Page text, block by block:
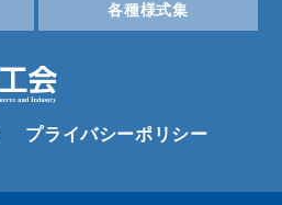
各種様式集
プライバシーポリシー